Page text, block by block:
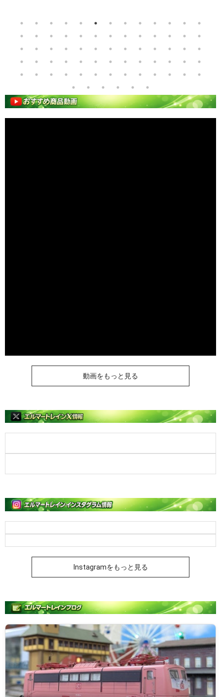
動画をもっと見る
Instagramをもっと見る